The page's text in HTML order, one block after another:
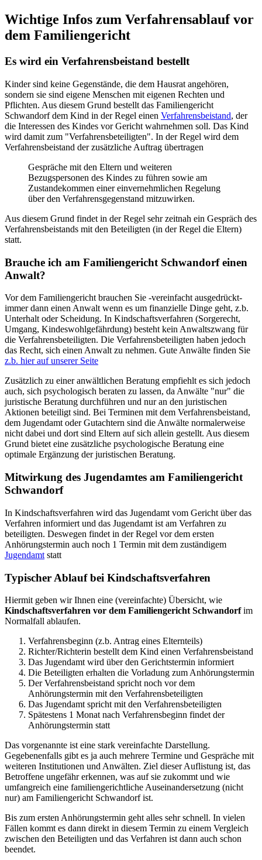
Wichtige Infos zum Verfahrensablauf vor
dem Familiengericht
Es wird ein Verfahrensbeistand bestellt
Kinder sind keine Gegenstände, die dem Hausrat angehören,
sondern sie sind eigene Menschen mit eigenen Rechten und
Pflichten. Aus diesem Grund bestellt das Familiengericht
Schwandorf dem Kind in der Regel einen Verfahrensbeistand, der
die Interessen des Kindes vor Gericht wahrnehmen soll. Das Kind
wird damit zum "Verfahrensbeteiligten". In der Regel wird dem
Verfahrensbeistand der zusätzliche Auftrag übertragen
Gespräche mit den Eltern und weiteren
Bezugspersonen des Kindes zu führen sowie am
Zustandekommen einer einvernehmlichen Regelung
über den Verfahrensgegenstand mitzuwirken.
Aus diesem Grund findet in der Regel sehr zeitnah ein Gespräch des
Verfahrensbeistands mit den Beteiligten (in der Regel die Eltern)
statt.
Brauche ich am Familiengericht Schwandorf einen
Anwalt?
Vor dem Familiengericht brauchen Sie -vereinfacht ausgedrückt-
immer dann einen Anwalt wenn es um finanzielle Dinge geht, z.b.
Unterhalt oder Scheidung. In Kindschaftsverfahren (Sorgerecht,
Umgang, Kindeswohlgefährdung) besteht kein Anwaltszwang für
die Verfahrensbeteiligten. Die Verfahrensbeteiligten haben jedoch
das Recht, sich einen Anwalt zu nehmen. Gute Anwälte finden Sie
z.b. hier auf unserer Seite
Zusätzlich zu einer anwältlichen Beratung empfiehlt es sich jedoch
auch, sich psychologisch beraten zu lassen, da Anwälte "nur" die
juristische Beratung durchführen und nur an den juristischen
Aktionen beteiligt sind. Bei Terminen mit dem Verfahrensbeistand,
dem Jugendamt oder Gutachtern sind die Anwälte normalerweise
nicht dabei und dort sind Eltern auf sich allein gestellt. Aus diesem
Grund bietet eine zusätzliche psychologische Beratung eine
optimale Ergänzung der juristischen Beratung.
Mitwirkung des Jugendamtes am Familiengericht
Schwandorf
In Kindschaftsverfahren wird das Jugendamt vom Gericht über das
Verfahren informiert und das Jugendamt ist am Verfahren zu
beteiligten. Deswegen findet in der Regel vor dem ersten
Anhörungstermin auch noch 1 Termin mit dem zuständigem
Jugendamt statt
Typischer Ablauf bei Kindschaftsverfahren
Hiermit geben wir Ihnen eine (vereinfachte) Übersicht, wie
Kindschaftsverfahren vor dem Familiengericht Schwandorfim
Normalfall ablaufen.
Verfahrensbeginn (z.b. Antrag eines Elternteils)
Richter/Richterin bestellt dem Kind einen Verfahrensbeistand
Das Jugendamt wird über den Gerichtstermin informiert
Die Beteiligten erhalten die Vorladung zum Anhörungstermin
Der Verfahrensbeistand spricht noch vor dem
Anhörungstermin mit den Verfahrensbeteiligten
Das Jugendamt spricht mit den Verfahrensbeteiligten
Spätestens 1 Monat nach Verfahrensbeginn findet der
Anhörungstermin statt
Das vorgenannte ist eine stark vereinfachte Darstellung.
Gegebenenfalls gibt es ja auch mehrere Termine und Gespräche mit
weiteren Institutionen und Anwälten. Ziel dieser Auflistung ist, das
Betroffene ungefähr erkennen, was auf sie zukommt und wie
umfangreich eine familiengerichtliche Auseinandersetzung (nicht
nur) am Familiengericht Schwandorf ist.
Bis zum ersten Anhörungstermin geht alles sehr schnell. In vielen
Fällen kommt es dann direkt in diesem Termin zu einem Vergleich
zwischen den Beteiligten und das Verfahren ist dann auch schon
beendet.